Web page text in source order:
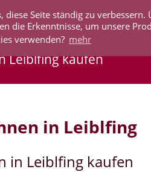
diese Seite ständig zu
die Erkenntnisse, um unsere
verwenden? mehr
IMMOBILIEN
Leiblfing kaufen
in Leiblfing
in Leiblfing kaufen